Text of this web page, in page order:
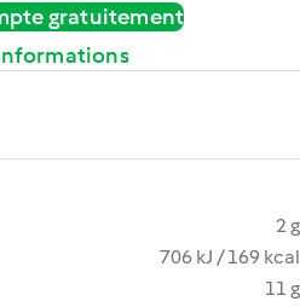
gratuitement
2 g
706 kJ / 169 kcal
11 g